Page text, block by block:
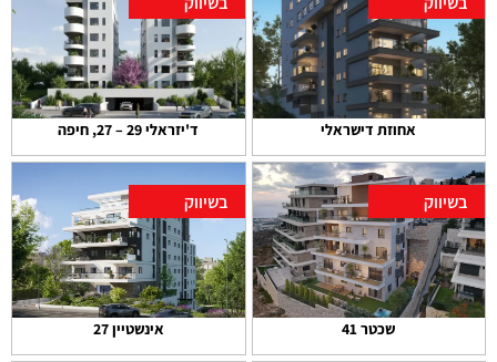
אחוזת דישראלי ד'יזראלי 29 – 27, חיפה
בשיווק
שכטר 41
בשיווק
אינשטיין 27